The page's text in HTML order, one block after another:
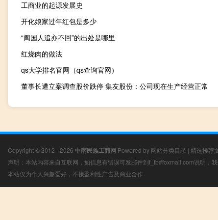
工商业的起源发展史
开化娘家过年红包是多少
“阖国人追亦不回”的出处是哪里
红烧肉的做法
qs大学排名官网（qs查询官网）
董事长遭立案调查股价跌停 集友股份：公司现在生产经营正常
Copyright © 2012 - 2026 中南民族工商网 Powered by 网站分类目录 | 精选推荐
声明：本站内容来自互联网，如信息有错误可发邮件到f_fb#foxmail.com说明，
本站仅为个人兴趣爱好，不接盈利性广告及商业合作